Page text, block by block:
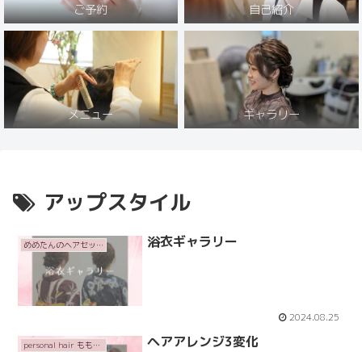
ご予約 自己紹介
メニュー ギャラリー
アップスタイル
めめたんのヘアセット 浴衣ギャラリー
2024.08.25
personal hair ももいろかぶとむし ヘアアレンジ3変化